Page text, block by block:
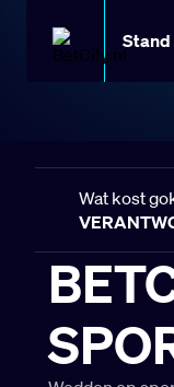
Stand
Wat kost